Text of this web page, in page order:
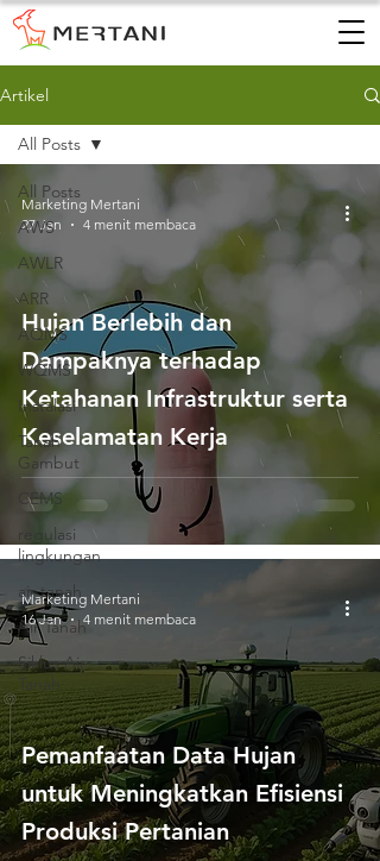
Artikel
All Posts
AWS
AWLR
ARR
AQMS
WQMS
Instalasi
Tanah
Gambut
CEMS
regulasi
lingkungan
air tanah
Air Tanah
Siklus Air
Tanah
All Posts
Hujan Berlebih dan
Dampaknya terhadap
Ketahanan Infrastruktur serta
Keselamatan Kerja
Marketing Mertani
27 Jan
4 menit membaca
Pemanfaatan Data Hujan
untuk Meningkatkan Efisiensi
Produksi Pertanian
Marketing Mertani
16 Jan
4 menit membaca